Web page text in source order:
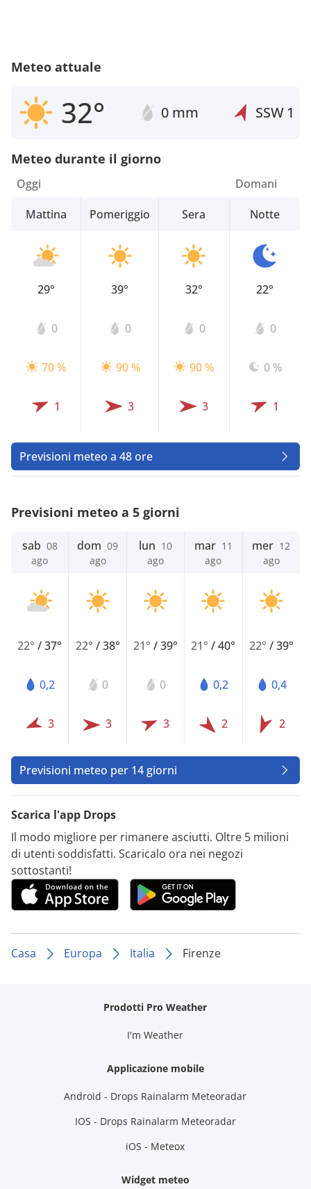
Meteo attuale
32° 0 mm SSW 1
Meteo durante il giorno
Oggi
Mattina
29°
0
70 %
1
Pomeriggio
39°
0
90 %
3
Sera
32°
0
90 %
3
Domani
Notte
22°
0
0 %
1
Previsioni meteo a 48 ore
Previsioni meteo a 5 giorni
sab 08
ago
22°/37°
0,2
3
dom 09
ago
22° /38°
0
3
lun 10
ago
21° /39°
0
3
mar 11
ago
21°/40°
0,2
2
mer 12
ago
22° /39°
0,4
2
Previsioni meteo per 14 giorni
Scarica l'app Drops
Il modo migliore per rimanere asciutti. Oltre 5 milioni
di utenti soddisfatti. Scaricalo ora nei negozi
sottostanti!
Casa Europa Italia Firenze
Prodotti Pro Weather
I'm Weather
Applicazione mobile
Android - Drops Rainalarm Meteoradar
IOS - Drops Rainalarm Meteoradar
iOS - Meteox
Widget meteo